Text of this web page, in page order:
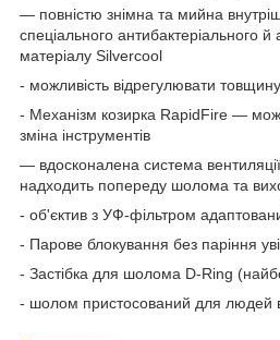
— повністю знімна та мийна
спеціального антибактеріального й
матеріалу Silvercool
- можливість відрегулювати
- Механізм козирка RapidFire —
зміна інструментів
— вдосконалена система
надходить попереду шолома та
- об'єктив з УФ-фільтром
- Парове блокування без паріння
- Застібка для шолома D-Ring
- шолом пристосований для людей